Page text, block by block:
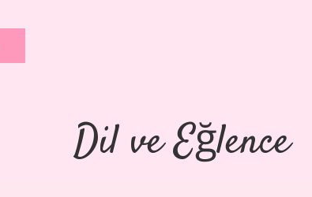
Dil ve Eğlence